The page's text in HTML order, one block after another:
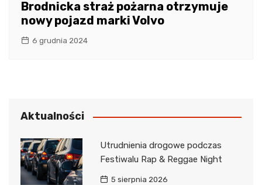
Brodnicka straż pożarna otrzymuje
nowy pojazd marki Volvo
6 grudnia 2024
Aktualności
Utrudnienia drogowe podczas
Festiwalu Rap & Reggae Night
5 sierpnia 2026